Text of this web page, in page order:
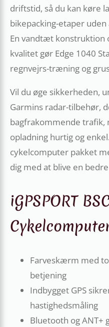
driftstid, så du kan køre
bikepacking-etaper
En vandtæt konstruktion
kvalitet gør Edge 1040
regnvejrs-træning og
Vil du øge sikkerheden,
Garmins radar-tilbehør,
bagfrakommende trafik,
opladning hurtig og
cykelcomputer pakket
dig med at blive en
iGPSPORT
Farveskærm med
betjening
Indbygget GPS
hastighedsmåling
Bluetooth og ANT+